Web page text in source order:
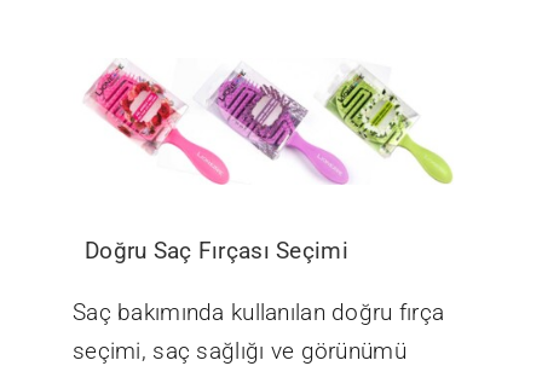
Doğru Saç Fırçası Seçimi
Saç bakımında kullanılan doğru fırça
seçimi, saç sağlığı ve görünümü